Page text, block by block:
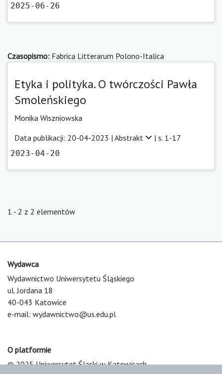
2025-06-26
Czasopismo: Fabrica Litterarum Polono-Italica
Etyka i polityka. O twórczości Pawła
Smoleńskiego
Monika Wiszniowska
Data publikacji: 20-04-2023 | Abstrakt | s. 1-17
2023-04-20
1 - 2 z 2 elementów
Wydawca
Wydawnictwo Uniwersytetu Śląskiego
ul. Jordana 18
40-043 Katowice
e-mail: wydawnictwo@us.edu.pl
O platformie
© 2025 Uniwersytet Śląski w Katowicach